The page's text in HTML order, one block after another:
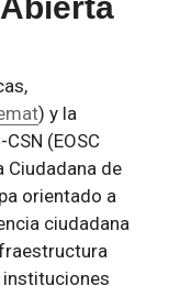
) y la
(EOSC
Ciudadana de
orientado a
ciudadana